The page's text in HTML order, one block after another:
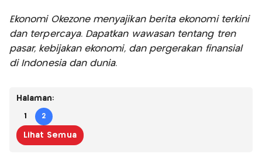
Ekonomi Okezone menyajikan berita ekonomi terkini
dan terpercaya. Dapatkan wawasan tentang tren
pasar, kebijakan ekonomi, dan pergerakan finansial
di Indonesia dan dunia.
Halaman:
1 2
Lihat Semua